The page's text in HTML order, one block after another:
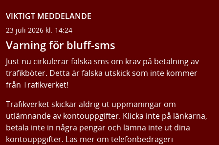
VIKTIGT MEDDELANDE
23 juli 2026 kl. 14:24
Varning för bluff-sms
Just nu cirkulerar falska sms om krav på betalning av
trafikböter. Detta är falska utskick som inte kommer
från Trafikverket!
Trafikverket skickar aldrig ut uppmaningar om
utlämnande av kontouppgifter. Klicka inte på länkarna,
betala inte in några pengar och lämna inte ut dina
kontouppgifter. Läs mer om telefonbedrägeri